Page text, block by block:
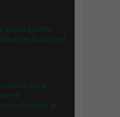
guida pratica
giusto nel
normativa,
e
resistenza al